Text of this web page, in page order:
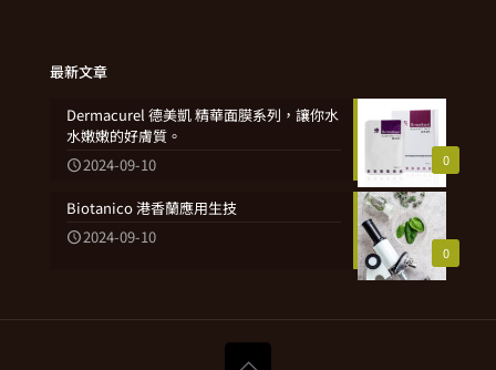
最新文章
0
Dermacurel 德美凱 精華面膜系列，讓你水
水嫩嫩的好膚質。
2024-09-10
0
Biotanico 港香蘭應用生技
2024-09-10